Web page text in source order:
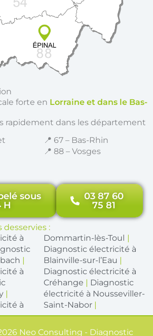
forte en Lorraine et dans le Bas-
rapidement dans les département
📍 67 – Bas-Rhin
📍 88 – Vosges
sous
H
03 87 60
75 81
desservies :
à
|
à
|
à
Dommartin-lès-Toul |
Diagnostic électricité à
Blainville-sur-l’Eau |
Diagnostic électricité à
Créhange | Diagnostic
électricité à Nousseviller-
Saint-Nabor|
Neo Consulting - Diagnostic